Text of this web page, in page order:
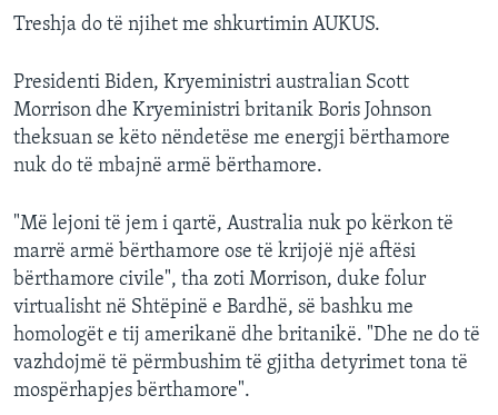
Treshja do të njihet me shkurtimin AUKUS.
Presidenti Biden, Kryeministri australian Scott
Morrison dhe Kryeministri britanik Boris Johnson
theksuan se këto nëndetëse me energji bërthamore
nuk do të mbajnë armë bërthamore.
"Më lejoni të jem i qartë, Australia nuk po kërkon të
marrë armë bërthamore ose të krijojë një aftësi
bërthamore civile", tha zoti Morrison, duke folur
virtualisht në Shtëpinë e Bardhë, së bashku me
homologët e tij amerikanë dhe britanikë. "Dhe ne do të
vazhdojmë të përmbushim të gjitha detyrimet tona të
mospërhapjes bërthamore".